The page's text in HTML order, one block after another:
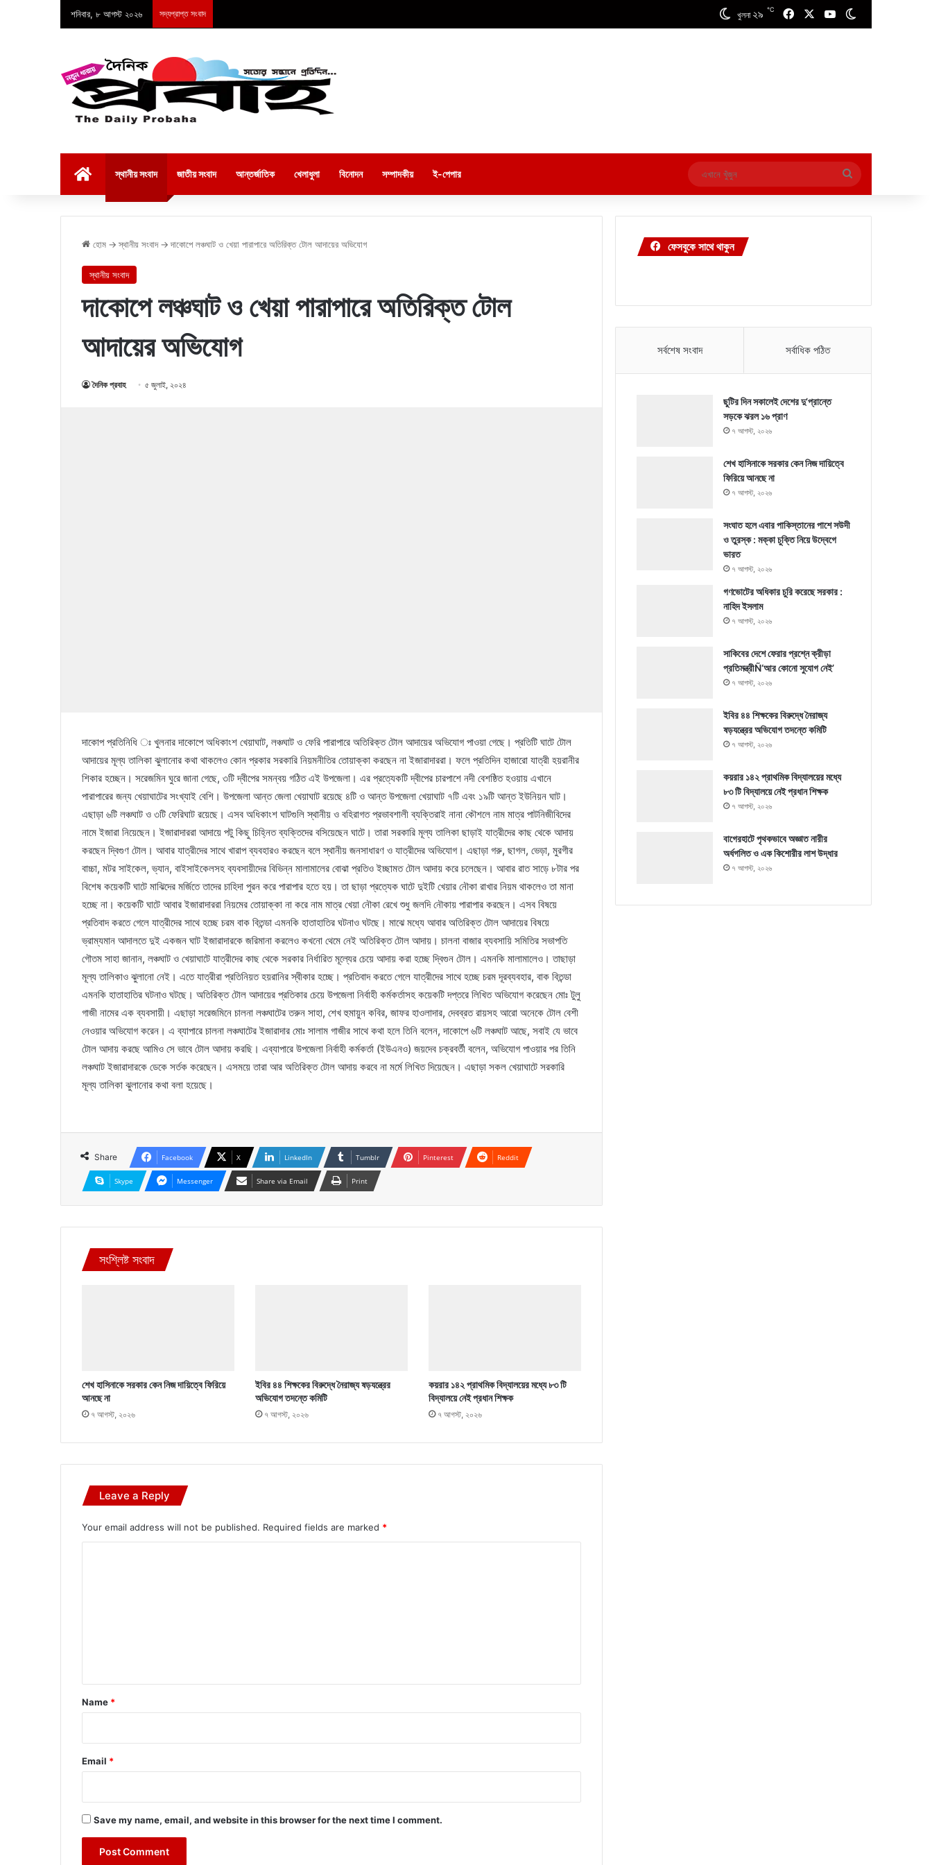
শনিবার, ৮ আগস্ট ২০২৬ সদ্যপ্রাপ্ত সংবাদ খুলনা ২৯ ℃ FacebookYouTube
স্থানীয় সংবাদ জাতীয় সংবাদ আন্তর্জাতিক খেলাধুলা বিনোদন সম্পাদকীয় ই-পেপার
এখানে
খুঁজুন
হোম → স্থানীয় সংবাদ → দাকোপে লঞ্চঘাট ও খেয়া পারাপারে অতিরিক্ত টোল আদায়ের অভিযোগ
স্থানীয় সংবাদ
দাকোপে লঞ্চঘাট ও খেয়া পারাপারে অতিরিক্ত টোল
আদায়ের অভিযোগ
দৈনিক প্রবাহ ৫ জুলাই, ২০২৪
দাকোপ প্রতিনিধি ঃ খুলনার দাকোপে অধিকাংশ খেয়াঘাট, লঞ্চঘাট ও ফেরি পারাপারে অতিরিক্ত টোল আদায়ের অভিযোগ পাওয়া গেছে। প্রতিটি ঘাটে টোল
আদায়ের মূল্য তালিকা ঝুলানোর কথা থাকলেও কোন প্রকার সরকারি নিয়মনীতির তোয়াক্কা করছেন না ইজারাদাররা। ফলে প্রতিদিন হাজারো যাত্রী হয়রানীর
শিকার হচ্ছেন। সরেজমিন ঘুরে জানা গেছে, ৩টি দ্বীপের সমন্বয় গঠিত এই উপজেলা। এর প্রত্যেকটি দ্বীপের চারপাশে নদী বেশষ্ঠিত হওয়ায় এখানে
পারাপারের জন্য খেয়াঘাটের সংখ্যাই বেশি। উপজেলা আন্ত জেলা খেয়াঘাট রয়েছে ৪টি ও আন্ত উপজেলা খেয়াঘাট ৭টি এবং ১৯টি আন্ত ইউনিয়ন ঘাট।
এছাড়া ৬টি লঞ্চঘাট ও ৩টি ফেরিঘাট রয়েছে। এসব অধিকাংশ ঘাটগুলি স্থানীয় ও বহিরাগত প্রভাবশালী ব্যক্তিরাই নানা কৌশলে নাম মাত্র পাটনিজীবিদের
নামে ইজারা নিয়েছেন। ইজারাদাররা আদায়ে পটু কিছু চিহ্নিত ব্যক্তিদের বসিয়েছেন ঘাটে। তারা সরকারি মূল্য তালিকা ছাড়াই যাত্রীদের কাছ থেকে আদায়
করছেন দ্বিগুণ টোল। আবার যাত্রীদের সাথে খারাপ ব্যবহারও করছেন বলে স্থানীয় জনসাধারণ ও যাত্রীদের অভিযোগ। এছাড়া গরু, ছাগল, ভেড়া, মুরগীর
বাচ্চা, মটর সাইকেল, ভ্যান, বাইসাইকেলসহ ব্যবসায়ীদের বিভিন্ন মালামালের বোঝা প্রতিও ইচ্ছামত টোল আদায় করে চলেছেন। আবার রাত সাড়ে ৮টার পর
বিশেষ কয়েকটি ঘাটে মাঝিদের মর্জিতে তাদের চাহিদা পুরন করে পারাপার হতে হয়। তা ছাড়া প্রত্যেক ঘাটে দুইটি খেয়ার নৌকা রাখার নিয়ম থাকলেও তা মানা
হচ্ছে না। কয়েকটি ঘাটে আবার ইজারাদাররা নিয়মের তোয়াক্কা না করে নাম মাত্র খেয়া নৌকা রেখে শুধু জলদি নৌকায় পারাপার করছেন। এসব বিষয়ে
প্রতিবাদ করতে গেলে যাত্রীদের সাথে হচ্ছে চরম বাক বিতন্ডা এমনকি হাতাহাতির ঘটনাও ঘটছে। মাঝে মধ্যে আবার অতিরিক্ত টোল আদায়ের বিষয়ে
ভ্রাম্যমান আদালতে দুই একজন ঘাট ইজারাদারকে জরিমানা করলেও কখনো থেমে নেই অতিরিক্ত টোল আদায়। চালনা বাজার ব্যবসায়ি সমিতির সভাপতি
গৌতম সাহা জানান, লঞ্চঘাট ও খেয়াঘাটে যাত্রীদের কাছ থেকে সরকার নির্ধারিত মূল্যের চেয়ে আদায় করা হচ্ছে দ্বিগুন টোল। এমনকি মালামালেও। তাছাড়া
মূল্য তালিকাও ঝুলানো নেই। এতে যাত্রীরা প্রতিনিয়ত হয়রানির স্বীকার হচ্ছে। প্রতিবাদ করতে গেলে যাত্রীদের সাথে হচ্ছে চরম দূরব্যবহার, বাক বিতন্ডা
এমনকি হাতাহাতির ঘটনাও ঘটছে। অতিরিক্ত টোল আদায়ের প্রতিকার চেয়ে উপজেলা নির্বাহী কর্মকর্তাসহ কয়েকটি দপ্তরে লিখিত অভিযোগ করেছেন মোঃ টুলু
গাজী নামের এক ব্যবসায়ী। এছাড়া সরেজমিনে চালনা লঞ্চঘাটের তরুন সাহা, শেখ হুমায়ুন কবির, জাফর হাওলাদার, দেবব্রত রায়সহ আরো অনেকে টোল বেশী
নেওয়ার অভিযোগ করেন। এ ব্যাপারে চালনা লঞ্চঘাটের ইজারাদার মোঃ সালাম গাজীর সাথে কথা হলে তিনি বলেন, দাকোপে ৬টি লঞ্চঘাট আছে, সবাই যে ভাবে
টোল আদায় করছে আমিও সে ভাবে টোল আদায় করছি। এব্যাপারে উপজেলা নির্বাহী কর্মকর্তা (ইউএনও) জয়দেব চক্রবর্তী বলেন, অভিযোগ পাওয়ার পর তিনি
লঞ্চঘাট ইজারাদারকে ডেকে সর্তক করেছেন। এসময়ে তারা আর অতিরিক্ত টোল আদায় করবে না মর্মে লিখিত দিয়েছেন। এছাড়া সকল খেয়াঘাটে সরকারি
মূল্য তালিকা ঝুলানোর কথা বলা হয়েছে।
Share Facebook X LinkedIn Tumblr Pinterest Reddit
Skype Messenger Share via Email Print
সংশ্লিষ্ট সংবাদ
শেখ হাসিনাকে সরকার কেন নিজ দায়িত্বে ফিরিয়ে
আনছে না
৭ আগস্ট, ২০২৬
ইবির ৪৪ শিক্ষকের বিরুদ্ধে নৈরাজ্য ষড়যন্ত্রের
অভিযোগ তদন্তে কমিটি
৭ আগস্ট, ২০২৬
কয়রার ১৪২ প্রাথমিক বিদ্যালয়ের মধ্যে ৮৩ টি
বিদ্যালয়ে নেই প্রধান শিক্ষক
৭ আগস্ট, ২০২৬
Leave a Reply
Your email address will not be published. Required fields are marked *
*
Name *
Email *
Save my name, email, and website in this browser for the next time I comment.
ফেসবুকে সাথে থাকুন
সর্বশেষ সংবাদ সর্বাধিক পঠিত
ছুটির দিন সকালেই দেশের দু’প্রান্তে
সড়কে ঝরল ১৬ প্রাণ
৭ আগস্ট, ২০২৬
শেখ হাসিনাকে সরকার কেন নিজ দায়িত্বে
ফিরিয়ে আনছে না
৭ আগস্ট, ২০২৬
সংঘাত হলে এবার পাকিস্তানের পাশে সউদী
ও তুরস্ক : মক্কা চুক্তি নিয়ে উদ্বেগে
ভারত
৭ আগস্ট, ২০২৬
গণভোটের অধিকার চুরি করেছে সরকার :
নাহিদ ইসলাম
৭ আগস্ট, ২০২৬
সাকিবের দেশে ফেরার প্রশ্নে ক্রীড়া
প্রতিমন্ত্রীÑ‘আর কোনো সুযোগ নেই’
৭ আগস্ট, ২০২৬
ইবির ৪৪ শিক্ষকের বিরুদ্ধে নৈরাজ্য
ষড়যন্ত্রের অভিযোগ তদন্তে কমিটি
৭ আগস্ট, ২০২৬
কয়রার ১৪২ প্রাথমিক বিদ্যালয়ের মধ্যে
৮৩ টি বিদ্যালয়ে নেই প্রধান শিক্ষক
৭ আগস্ট, ২০২৬
বাগেরহাটে পৃথকভাবে অজ্ঞাত নারীর
অর্ধগলিত ও এক কিশোরীর লাশ উদ্ধার
৭ আগস্ট, ২০২৬